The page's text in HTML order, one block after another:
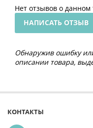
Нет отзывов о данном
НАПИСАТЬ ОТЗЫВ
Обнаружив ошибку
описании товара,
КОНТАКТЫ